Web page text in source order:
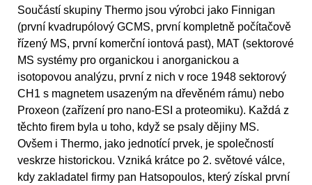
Součástí skupiny Thermo jsou výrobci jako Finnigan
(první kvadrupólový GCMS, první kompletně počítačově
řízený MS, první komerční iontová past), MAT (sektorové
MS systémy pro organickou i anorganickou a
isotopovou analýzu, první z nich v roce 1948 sektorový
CH1 s magnetem usazeným na dřevěném rámu) nebo
Proxeon (zařízení pro nano-ESI a proteomiku). Každá z
těchto firem byla u toho, když se psaly dějiny MS.
Ovšem i Thermo, jako jednotící prvek, je společností
veskrze historickou. Vzniká krátce po 2. světové válce,
kdy zakladatel firmy pan Hatsopoulos, který získal první